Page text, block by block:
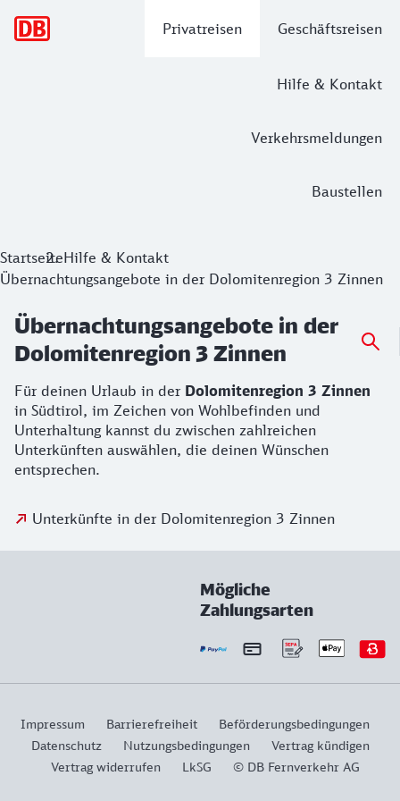
Privatreisen Geschäftsreisen
Hilfe & Kontakt
Verkehrsmeldungen
Baustellen
StartseiteHilfe & Kontakt
Übernachtungsangebote in der Dolomitenregion 3 Zinnen
Übernachtungsangebote in der
Dolomitenregion 3 Zinnen
Für deinen Urlaub in der Dolomitenregion 3 Zinnen
in Südtirol, im Zeichen von Wohlbefinden und
Unterhaltung kannst du zwischen zahlreichen
Unterkünften auswählen, die deinen Wünschen
entsprechen.
Unterkünfte in der Dolomitenregion 3 Zinnen
Mögliche
Zahlungsarten
Impressum Barrierefreiheit
Beförderungsbedingungen
Datenschutz
Nutzungsbedingungen
Vertrag kündigen
Vertrag widerrufen
LkSG © DB Fernverkehr AG